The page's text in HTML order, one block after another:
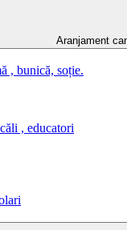
Aranjament
, bunică, soție.
, educatori